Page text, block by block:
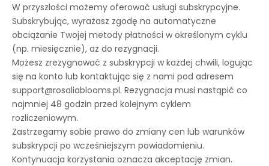
W przyszłości możemy oferować usługi subskrypcyjne.
Subskrybując, wyrażasz zgodę na automatyczne
obciążanie Twojej metody płatności w określonym cyklu
(np. miesięcznie), aż do rezygnacji.
Możesz zrezygnować z subskrypcji w każdej chwili, logując
się na konto lub kontaktując się z nami pod adresem
support@rosaliablooms.pl. Rezygnacja musi nastąpić co
najmniej 48 godzin przed kolejnym cyklem
rozliczeniowym.
Zastrzegamy sobie prawo do zmiany cen lub warunków
subskrypcji po wcześniejszym powiadomieniu.
Kontynuacja korzystania oznacza akceptację zmian.